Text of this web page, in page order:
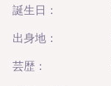
誕生日：
出身地：
芸歴：